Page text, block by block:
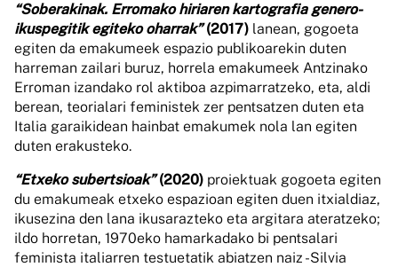
“Soberakinak. Erromako hiriaren kartografia genero-
ikuspegitik egiteko oharrak” (2017) lanean, gogoeta
egiten da emakumeek espazio publikoarekin duten
harreman zailari buruz, horrela emakumeek Antzinako
Erroman izandako rol aktiboa azpimarratzeko, eta, aldi
berean, teorialari feministek zer pentsatzen duten eta
Italia garaikidean hainbat emakumek nola lan egiten
duten erakusteko.
“Etxeko subertsioak”(2020) proiektuak gogoeta egiten
du emakumeak etxeko espazioan egiten duen itxialdiaz,
ikusezina den lana ikusarazteko eta argitara ateratzeko;
ildo horretan, 1970eko hamarkadako bi pentsalari
feminista italiarren testuetatik abiatzen naiz -Silvia